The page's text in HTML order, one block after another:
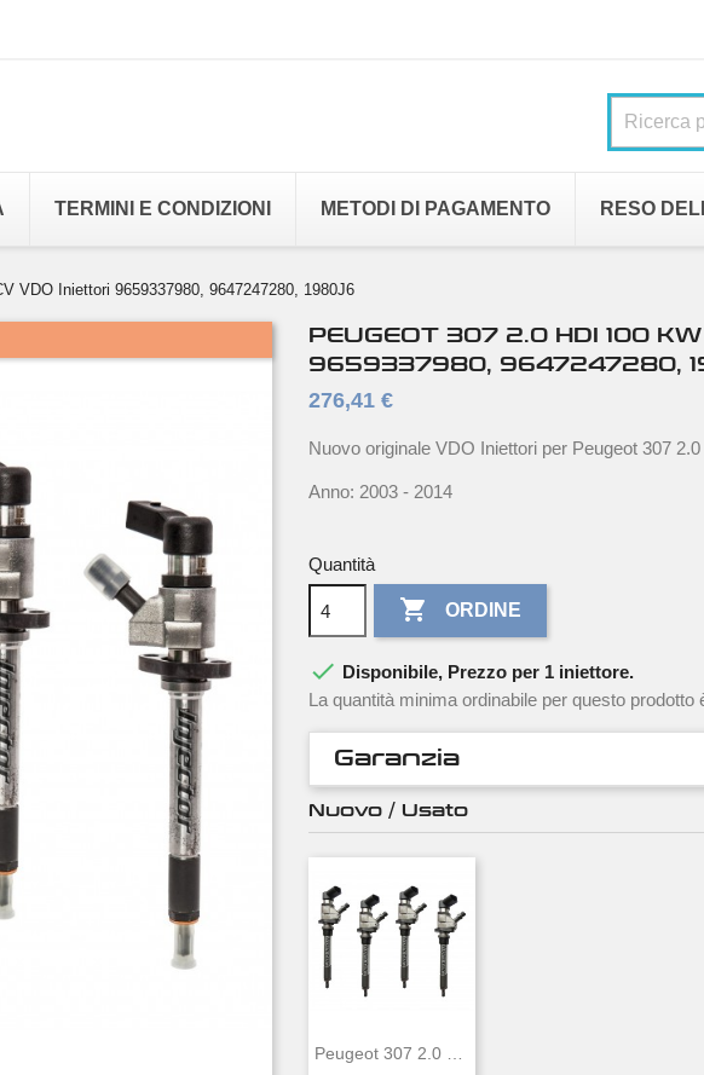
TERMINI E CONDIZIONI METODI DI PAGAMENTO RESO
VDO Iniettori 9659337980, 9647247280, 1980J6
PEUGEOT 307 2.0 HDI 100
9659337980, 9647247280,
276,41 €
Nuovo originale VDO Iniettori per Peugeot 307
Anno: 2003 - 2014
Quantità
 ORDINE
 Disponibile, Prezzo per 1 iniettore.
La quantità minima ordinabile per questo prodotto
Garanzia
Nuovo / Usato